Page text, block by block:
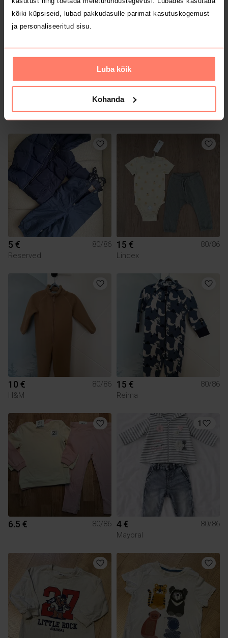
kõiki küpsiseid, lubad pakkudasulle parimat kasutuskogemust
ja personaliseeritud sisu.
Luba kõik
Kohanda
2
80/86
2
5 €
5 €
80/86
Reserved
15 €
80/86
Lindex
10 €
80/86
H&M
15 €
80/86
Reima
6.5 € 80/86
1
4 €
80/86
Mayoral